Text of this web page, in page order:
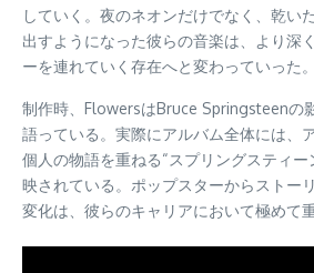
していく。夜のネオンだけでなく、乾い
出すようになった彼らの音楽は、より深
ーを連れていく存在へと変わっていった。
制作時、FlowersはBruce Springsteenの
語っている。実際にアルバム全体には、
個人の物語を重ねる“スプリングスティー
映されている。ポップスターからスト
変化は、彼らのキャリアにおいて極めて